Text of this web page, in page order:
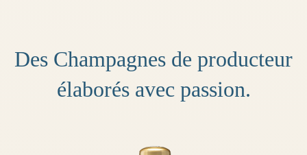
Des Champagnes de producteur
élaborés avec passion.